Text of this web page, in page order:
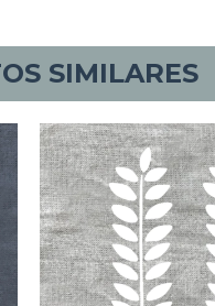
SIMILARES